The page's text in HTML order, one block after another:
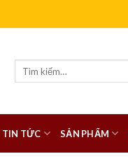
TIN TỨC SẢN PHẨM